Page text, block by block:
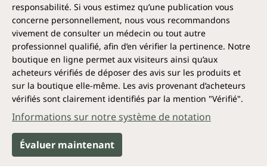
responsabilité. Si vous estimez qu’une publication vous
concerne personnellement, nous vous recommandons
vivement de consulter un médecin ou tout autre
professionnel qualifié, afin d’en vérifier la pertinence. Notre
boutique en ligne permet aux visiteurs ainsi qu’aux
acheteurs vérifiés de déposer des avis sur les produits et
sur la boutique elle-même. Les avis provenant d’acheteurs
vérifiés sont clairement identifiés par la mention "Vérifié".
Informations sur notre système de notation
Évaluer maintenant